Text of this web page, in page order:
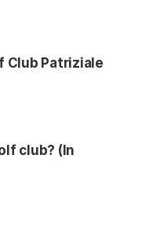
Club Patriziale
club? (In